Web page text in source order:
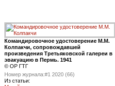
Командировочное удостоверение М.М.
Колпакчи, сопровождавшей
произведения Третьяковской галереи в
эвакуацию в Пермь. 1941
© ОР ГТГ
Номер журнала:#1 2020 (66)
Из статьи: